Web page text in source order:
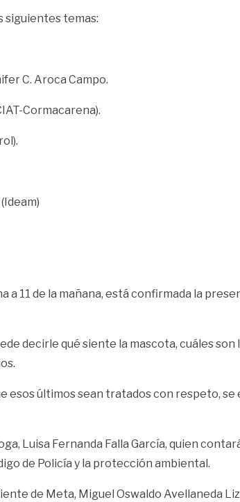
siguientes temas:
C. Aroca Campo.
Cormacarena).
11 de la mañana, está confirmada la
decirle qué siente la mascota, cuáles
esos últimos sean tratados con respeto,
Luisa Fernanda Falla García, quien
de Policía y la protección ambiental.
de Meta, Miguel Oswaldo Avellaneda